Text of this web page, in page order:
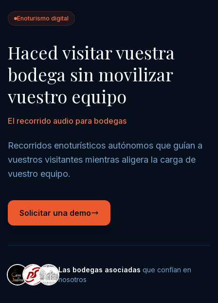
Enoturismo digital
Haced visitar vuestra
bodega sin movilizar
vuestro equipo
El recorrido audio para bodegas
Recorridos enoturísticos autónomos que guían a
vuestros visitantes mientras aligera la carga de
vuestro equipo.
Solicitar una demo
Las bodegas asociadas que confían en
nosotros